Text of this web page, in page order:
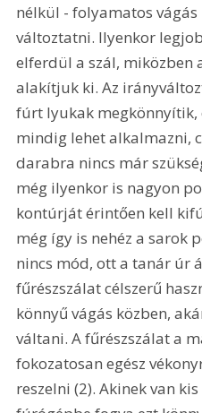
nélkül - folyamatos
változtatni. Ilyenkor
elferdül a szál, miközben
alakítjuk ki. Az
fúrt lyukak megkönnyítik,
mindig lehet alkalmazni,
darabra nincs már
még ilyenkor is nagyon
kontúrját érintően kell
még így is nehéz a sarok
nincs mód, ott a tanár úr
fűrészszálat célszerű
könnyű vágás közben,
váltani. A fűrészszálat a
fokozatosan egész
reszelni (2). Akinek van